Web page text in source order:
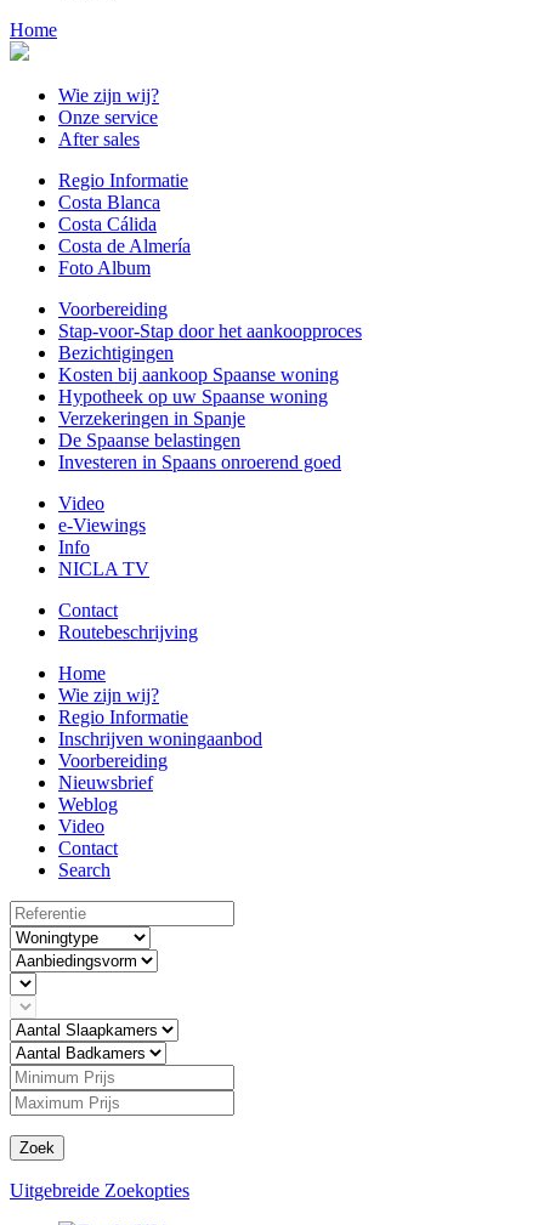
Home
Wie zijn wij?
Onze service
After sales
Regio Informatie
Costa Blanca
Costa Cálida
Costa de Almería
Foto Album
Voorbereiding
Stap-voor-Stap door het aankoopproces
Bezichtigingen
Kosten bij aankoop Spaanse woning
Hypotheek op uw Spaanse woning
Verzekeringen in Spanje
De Spaanse belastingen
Investeren in Spaans onroerend goed
Video
e-Viewings
Info
NICLA TV
Contact
Routebeschrijving
Home
Wie zijn wij?
Regio Informatie
Inschrijven woningaanbod
Voorbereiding
Nieuwsbrief
Weblog
Video
Contact
Search
Zoek
Uitgebreide Zoekopties